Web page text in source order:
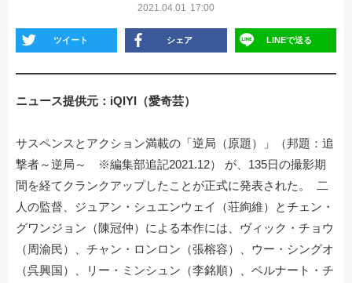
2021.04.01 17:00
ツイート シェア LINEで送る
ニュース提供元：iQIYI（愛奇芸）
サスペンスとアクション満載の「逆局（原題）」（邦題：追
撃者～逆局～ ※編集部追記2021.12） が、135日の撮影期
間を経てクランクアップしたことが正式に発表された。 二
人の監督、ジュアン・シュエンウェイ（荘絢維）とチェン・
グワンジョン（陳冠仲）による本作には、ヴィック・チョウ
（周渝民）、チャン・ロンロン（張榕容）、ウー・シングオ
（呉興国）、リー・ミンシュン（李銘順）、ベルナート・チ